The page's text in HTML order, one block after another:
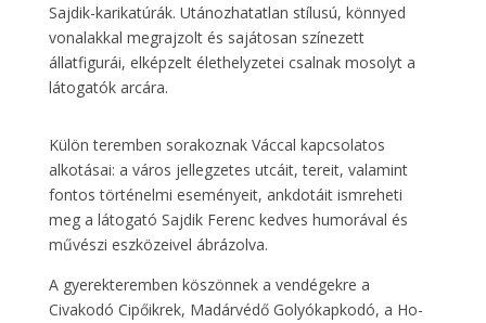
Sajdik-karikatúrák. Utánozhatatlan stílusú, könnyed
vonalakkal megrajzolt és sajátosan színezett
állatfigurái, elképzelt élethelyzetei csalnak mosolyt a
látogatók arcára.
Külön teremben sorakoznak Váccal kapcsolatos
alkotásai: a város jellegzetes utcáit, tereit, valamint
fontos történelmi eseményeit, ankdotáit ismreheti
meg a látogató Sajdik Ferenc kedves humorával és
művészi eszközeivel ábrázolva.
A gyerekteremben köszönnek a vendégekre a
Civakodó Cipőikrek, Madárvédő Golyókapkodó, a Ho-